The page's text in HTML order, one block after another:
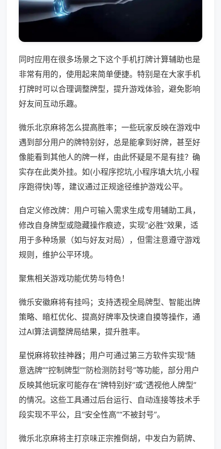
同时应用在很多场景之下这个手机打牌计算辅助也是
非常有用的，使用起来简单便捷。特别是在大家手机
打牌时可以合理调整牌型，提升游戏体验，避免影响
好友间互动乐趣。
微乐北京麻将怎么提高胜率；一些玩家反映在游戏中
遇到部分用户的牌特别好，总是能拿到好牌，甚至好
像能看到其他人的牌一样，由此怀疑是不是有挂？确
实存在此类外挂。如(小程序挖坑,小程序填大坑,小程
序跑得快)等，建议通过正规途径维护游戏公平。
自定义修改牌：用户可输入需求生成专用辅助工具，
修改自身牌型或隐藏操作痕迹，实现“必胜”效果，适
用于多种场景（如与好友对局），但需注意遵守游戏
规则，维护公平环境。
聚焦相关游戏功能优势与特色！
微乐安徽麻将有挂吗；支持透视全局牌型、智能出牌
策略、暗杠优化、提高好牌率及快速自摸等操作，通
过AI算法调整牌局结果，提升胜率。
星悦麻将软挂神器；用户可通过第三方软件实现“随
意选牌”“控制牌型”“防检测防封号”等功能，部分用户
反映其他玩家可能存在“牌特别好”或“透视他人牌型”
的情况。这些工具通过后台运行、自动连接等技术手
段实现不平公，且“安全性高”“不被封号”。
微乐北京麻将主打京味正宗推倒胡，中发白为箭牌、